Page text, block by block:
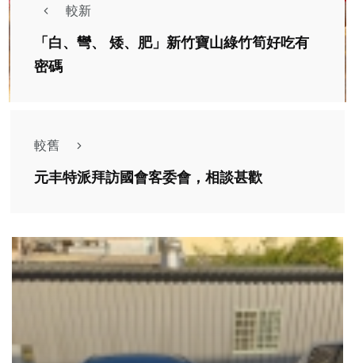
較新
「白、彎、 矮、肥」新竹寶山綠竹筍好吃有
密碼
較舊
元丰特派拜訪國會客委會，相談甚歡